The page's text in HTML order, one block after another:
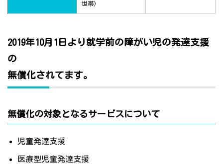
世帯）
2019年10月1日より就学前の障がい児の発達支援
の
無償化されてます。
無償化の対象となるサービスについて
児童発達支援
医療型児童発達支援